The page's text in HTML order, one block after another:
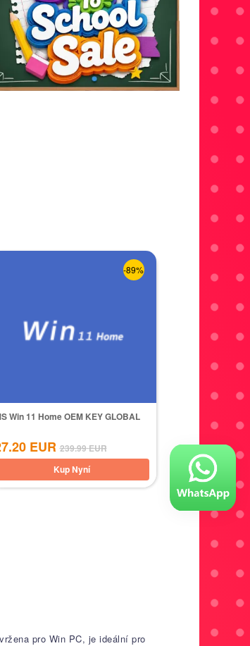
-89%
Win 11 Home OEM KEY GLOBAL
EUR 239.99EUR
Kup Nyní
pro Win PC, je ideální pro